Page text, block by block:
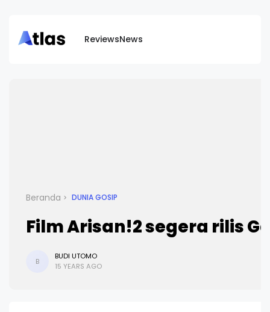
ReviewsNews
Beranda DUNIA GOSIP
Film Arisan!2 segera rilis
B
BUDI UTOMO
15 YEARS AGO